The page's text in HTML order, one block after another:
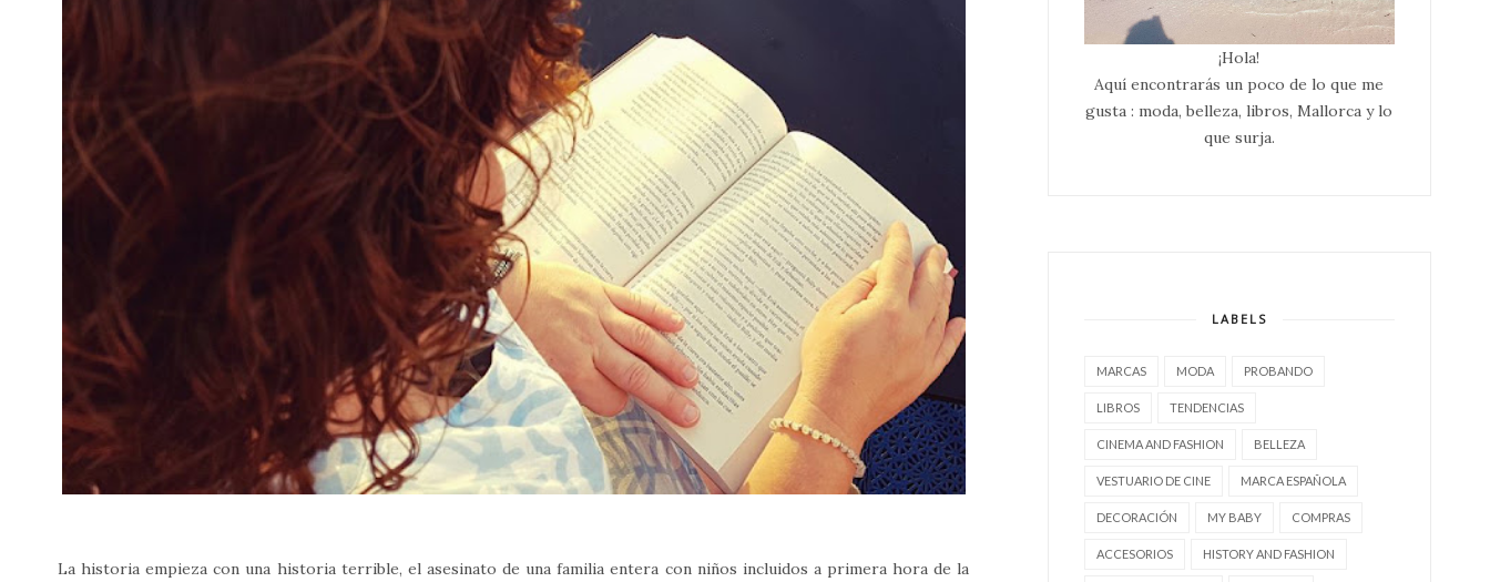
La historia empieza con una historia terrible, el asesinato de una familia entera con niños incluidos a primera hora de la
¡Hola!
Aquí encontrarás un poco de lo que me
gusta : moda, belleza, libros, Mallorca y lo
que surja.
LABELS
MARCAS MODA PROBANDO
LIBROS TENDENCIAS
CINEMA AND FASHION BELLEZA
VESTUARIO DE CINE MARCA ESPAÑOLA
DECORACIÓN MY BABY COMPRAS
ACCESORIOS HISTORY AND FASHION